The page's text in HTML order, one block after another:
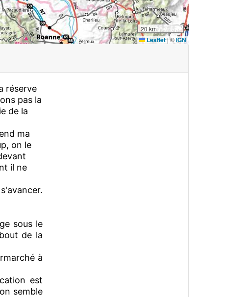
20 km
Leaflet|©IGN
réserve
pas la
de la
ma
on le
il ne
sous le
de la
à
est
semble